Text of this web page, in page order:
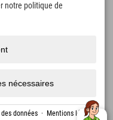
Pistes de ski et de
notre politique de
nécessaires
données · Mentions légales